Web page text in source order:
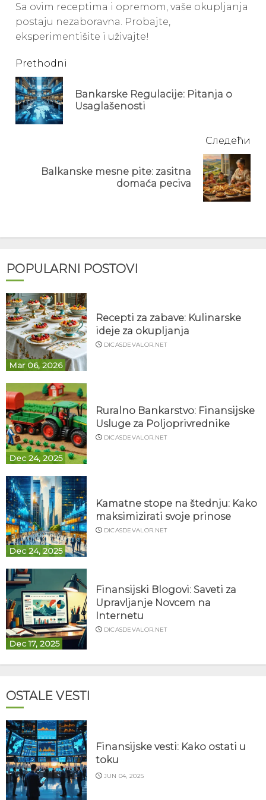
Sa ovim receptima i opremom, vaše okupljanja
postaju nezaboravna. Probajte,
eksperimentišite i uživajte!
Continue
Reading
Prethodni
Bankarske Regulacije: Pitanja o
Usaglašenosti
Следећи
Balkanske mesne pite: zasitna
domaća peciva
POPULARNI POSTOVI
Mar 06, 2026
Recepti za zabave: Kulinarske
ideje za okupljanja
DICASDEVALOR.NET
Dec 24, 2025
Ruralno Bankarstvo: Finansijske
Usluge za Poljoprivrednike
DICASDEVALOR.NET
Dec 24, 2025
Kamatne stope na štednju: Kako
maksimizirati svoje prinose
DICASDEVALOR.NET
Dec 17, 2025
Finansijski Blogovi: Saveti za
Upravljanje Novcem na
Internetu
DICASDEVALOR.NET
OSTALE VESTI
Finansijske vesti: Kako ostati u
toku
JUN 04, 2025